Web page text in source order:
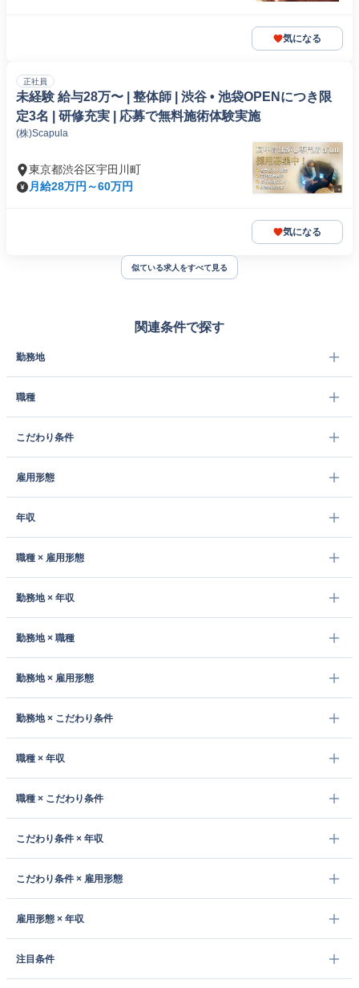
気になる
正社員
未経験 給与28万〜 | 整体師 | 渋谷 • 池袋OPENにつき限
定3名 | 研修充実 | 応募で無料施術体験実施
(株)Scapula
東京都渋谷区宇田川町
月給28万円～60万円
気になる
似ている求人をすべて見る
関連条件で探す
勤務地
職種
こだわり条件
雇用形態
年収
職種 × 雇用形態
勤務地 × 年収
勤務地 × 職種
勤務地 × 雇用形態
勤務地 × こだわり条件
職種 × 年収
職種 × こだわり条件
こだわり条件 × 年収
こだわり条件 × 雇用形態
雇用形態 × 年収
注目条件